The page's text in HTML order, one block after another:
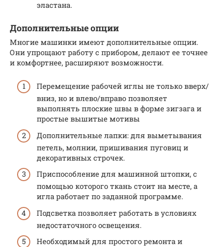
эластана.
Дополнительные опции
Многие машинки имеют дополнительные опции.
Они упрощают работу с прибором, делают ее точнее
и комфортнее, расширяют возможности.
Перемещение рабочей иглы не только вверх/
вниз, но и влево/вправо позволяет
выполнять плоские швы в форме зигзага и
простые вышитые мотивы
Дополнительные лапки: для выметывания
петель, молнии, пришивания пуговиц и
декоративных строчек.
Приспособление для машинной штопки, с
помощью которого ткань стоит на месте, а
игла работает по заданной программе.
Подсветка позволяет работать в условиях
недостаточного освещения.
Необходимый для простого ремонта и